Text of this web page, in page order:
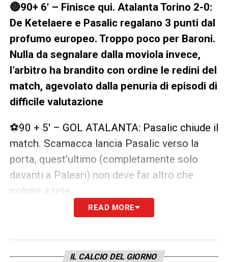
🔴90+ 6′ – Finisce qui. Atalanta Torino 2-0:
De Ketelaere e Pasalic regalano 3 punti dal
profumo europeo. Troppo poco per Baroni.
Nulla da segnalare dalla moviola invece,
l’arbitro ha brandito con ordine le redini del
match, agevolato dalla penuria di episodi di
difficile valutazione
⚽90 + 5′ – GOL ATALANTA: Pasalic chiude il
match. Scamacca lancia Pasalic verso la
porta, quest’ultimo (completamente solo
davanti a Paleari) non deve far altro che
colpire a rete
90′ – Assegnati 4 minuti di recupero
🔴46′ – Inizia il secondo tempo di Atalanta
Torino
READ MORE
IL CALCIO DEL GIORNO